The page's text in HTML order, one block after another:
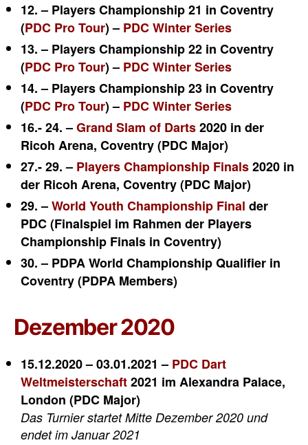
12. – Players Championship 21 in Coventry
(PDC Pro Tour) – PDC Winter Series
13. – Players Championship 22 in Coventry
(PDC Pro Tour) – PDC Winter Series
14. – Players Championship 23 in Coventry
(PDC Pro Tour) – PDC Winter Series
16.- 24. –Grand Slam of Darts2020 in der
Ricoh Arena, Coventry (PDC Major)
27.- 29. – Players Championship Finals2020 in
der Ricoh Arena, Coventry (PDC Major)
29. –World Youth Championship Final der
PDC (Finalspiel im Rahmen der Players
Championship Finals in Coventry)
30. – PDPA World Championship Qualifier in
Coventry (PDPA Members)
Dezember 2020
15.12.2020 – 03.01.2021 – PDC Dart
Weltmeisterschaft2021 im Alexandra Palace,
London (PDC Major)
Das Turnier startet Mitte Dezember 2020 und
endet im Januar 2021